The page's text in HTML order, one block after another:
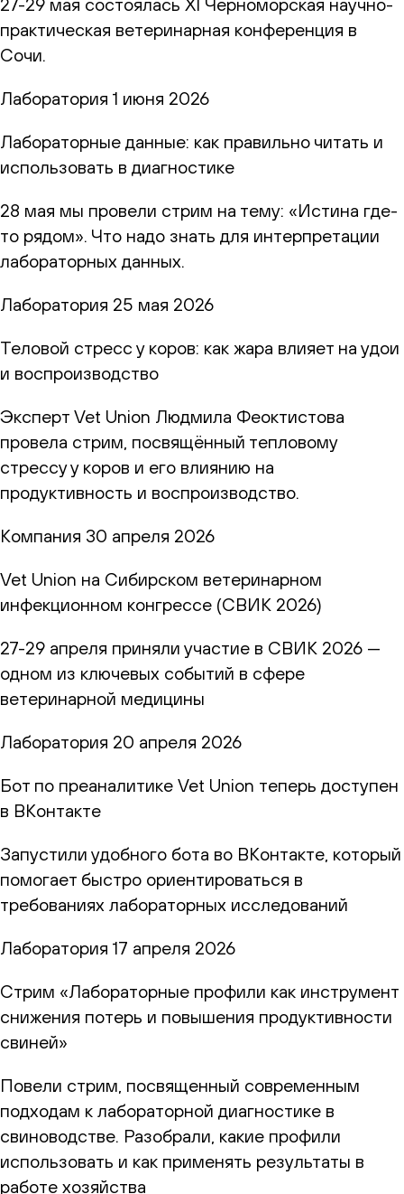
практическая ветеринарная конференция в
Сочи.
Лаборатория 1 июня 2026
Лабораторные данные: как правильно читать и
использовать в диагностике
28 мая мы провели стрим на тему: «Истина где-
то рядом». Что надо знать для интерпретации
лабораторных данных.
Лаборатория 25 мая 2026
Теловой стресс у коров: как жара влияет на удои
и воспроизводство
Эксперт Vet Union Людмила Феоктистова
провела стрим, посвящённый тепловому
стрессу у коров и его влиянию на
продуктивность и воспроизводство.
Компания 30 апреля 2026
Vet Union на Сибирском ветеринарном
инфекционном конгрессе (СВИК 2026)
27-29 апреля приняли участие в СВИК 2026 —
одном из ключевых событий в сфере
ветеринарной медицины
Лаборатория 20 апреля 2026
Бот по преаналитике Vet Union теперь доступен
в ВКонтакте
Запустили удобного бота во ВКонтакте, который
помогает быстро ориентироваться в
требованиях лабораторных исследований
Лаборатория 17 апреля 2026
Стрим «Лабораторные профили как инструмент
снижения потерь и повышения продуктивности
свиней»
Повели стрим, посвященный современным
подходам к лабораторной диагностике в
свиноводстве. Разобрали, какие профили
использовать и как применять результаты в
работе хозяйства